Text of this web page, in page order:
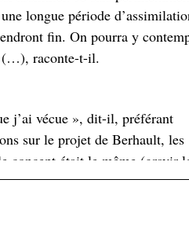
longue période
fin. On pourra y
(…), raconte-t-il.
j’ai vécue », dit-il, préférant
sur le projet de Berhault, les
concept était le même (gravir
ascensions, je voulais